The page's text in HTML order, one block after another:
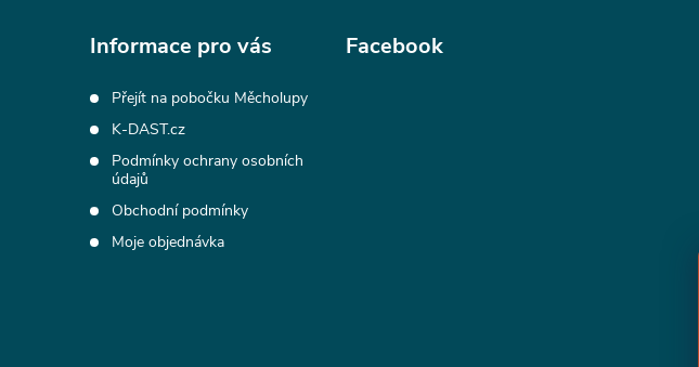
Informace pro vás
Přejít na pobočku Měcholupy
K-DAST.cz
Podmínky ochrany osobních
údajů
Obchodní podmínky
Moje objednávka
Facebook